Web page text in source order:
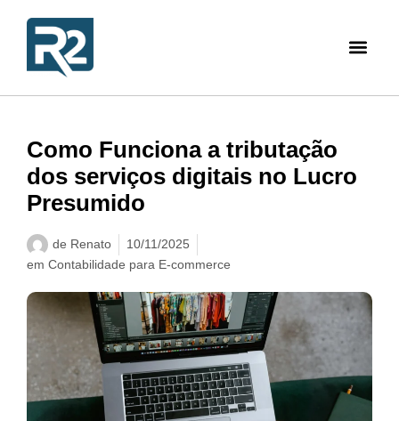
Como Funciona a tributação
dos serviços digitais no Lucro
Presumido
de Renato
10/11/2025
em Contabilidade para E-commerce